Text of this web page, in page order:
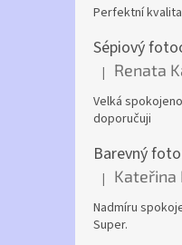
Perfektní kvalita
Hodnocení
| Renata
Velká
doporučuji
Hodnocení
| Kateřina
Nadmíru
Super.